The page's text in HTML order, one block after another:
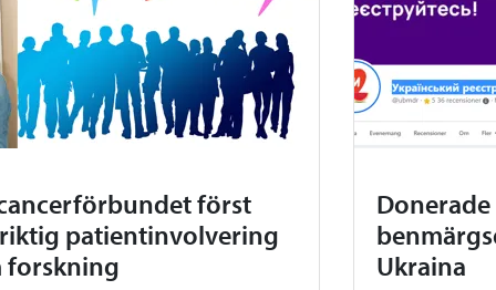
först
patientinvolvering
forskning
Ukraina